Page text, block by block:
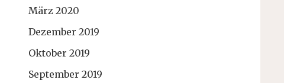
März 2020
Dezember 2019
Oktober 2019
September 2019